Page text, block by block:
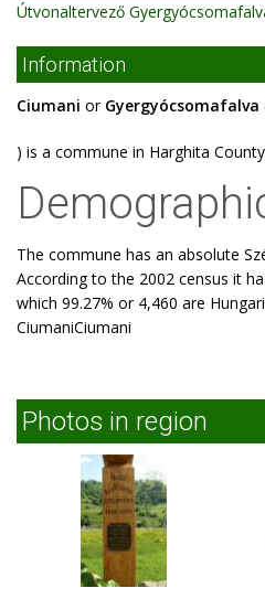
Útvonaltervező
Information
Ciumani or Gyergyócsomafalva
) is a commune in Harghita
The commune has an absolute
According to the 2002 census it
which 99.27% or 4,460 are
CiumaniCiumani
Photos in region